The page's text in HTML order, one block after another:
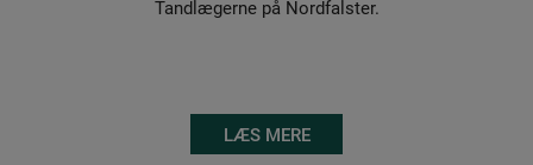
Tandlægerne på Nordfalster.
LÆS MERE